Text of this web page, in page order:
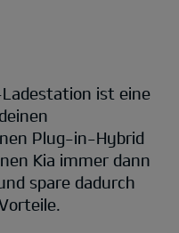
ist eine
Plug-in-Hybrid
Kia immer dann
spare dadurch